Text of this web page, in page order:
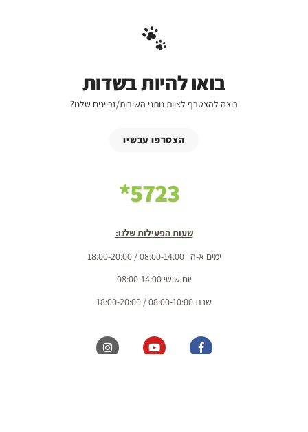
בואו להיות בשדות
רוצה להצטרף לצוות נותני השירות/זכיינים שלנו?
הצטרפו עכשיו
5723*
שעות הפעילות שלנו:
ימים א-ה 08:00-14:00 / 18:00-20:00
יום שישי 08:00-14:00
שבת 08:00-10:00 / 18:00-20:00